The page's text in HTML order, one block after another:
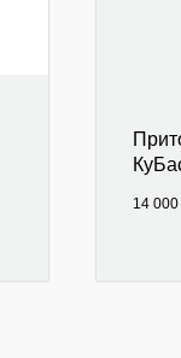
14 000